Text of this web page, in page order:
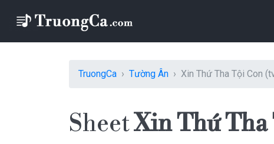
TruongCa Tường Ân Xin Thứ Tha Tội Con
SheetXin Thứ Tha